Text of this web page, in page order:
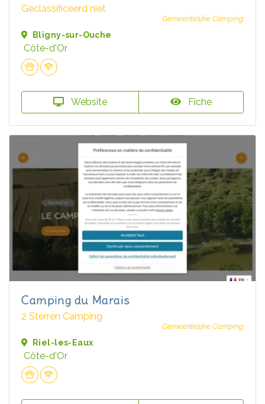
Geclassificeerd niet
Gemeentelijke Camping
Bligny-sur-Ouche
Côte-d'Or
Website Fiche
Camping du Marais
2 Sterren Camping
Gemeentelijke Camping
Riel-les-Eaux
Côte-d'Or